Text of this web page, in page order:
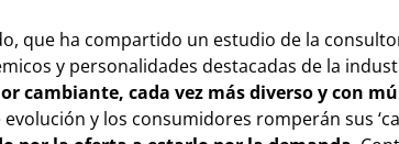
que ha compartido un estudio de la
y personalidades destacadas de la
cambiante, cada vez más diverso y con
y los consumidores romperán sus